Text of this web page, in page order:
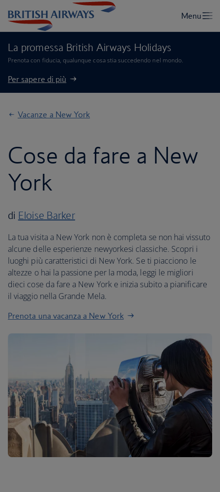
La promessa British Airways Holidays
Prenota con fiducia, qualunque cosa stia succedendo nel mondo.
Per sapere di più
Vacanze a New York
Cose da fare a New
York
di Eloise Barker
La tua visita a New York non è completa se non hai vissuto
alcune delle esperienze newyorkesi classiche. Scopri i
luoghi più caratteristici di New York. Se ti piacciono le
altezze o hai la passione per la moda, leggi le migliori
dieci cose da fare a New York e inizia subito a pianificare
il viaggio nella Grande Mela.
Prenota una vacanza a New York